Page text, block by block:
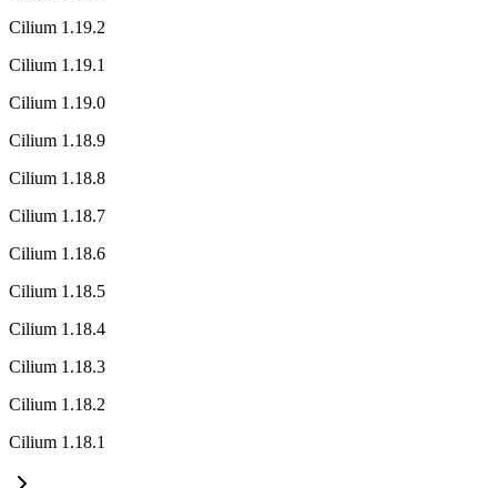
Cilium 1.19.2
Cilium 1.19.1
Cilium 1.19.0
Cilium 1.18.9
Cilium 1.18.8
Cilium 1.18.7
Cilium 1.18.6
Cilium 1.18.5
Cilium 1.18.4
Cilium 1.18.3
Cilium 1.18.2
Cilium 1.18.1